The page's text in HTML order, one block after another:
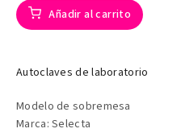
Añadir al carrito
Autoclaves de laboratorio
Modelo de sobremesa
Marca: Selecta